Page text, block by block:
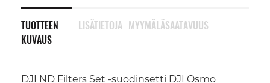
TUOTTEEN
KUVAUS
DJI ND Filters Set -suodinsetti DJI Osmo
LISÄTIETOJA MYYMÄLÄSAATAVUUS